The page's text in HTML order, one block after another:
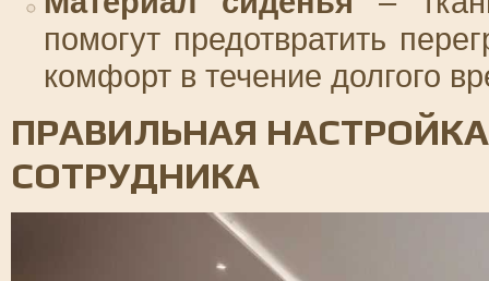
помогут предотвратить
комфорт в течение долгого
ПРАВИЛЬНАЯ
СОТРУДНИКА